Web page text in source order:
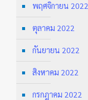
พฤศจิกายน 2022
ตุลาคม 2022
กันยายน 2022
สิงหาคม 2022
กรกฎาคม 2022